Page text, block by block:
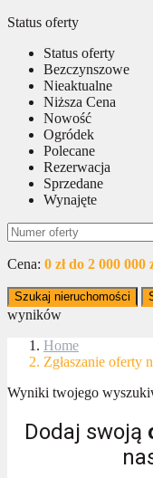
Status oferty
Status oferty
Bezczynszowe
Nieaktualne
Niższa Cena
Nowość
Ogródek
Polecane
Rezerwacja
Sprzedane
Wynajęte
Cena: 0 zł do 2 000 000
Szukaj nieruchomości
wyników
Home
Zgłaszanie oferty
Wyniki twojego
Dodaj swoją